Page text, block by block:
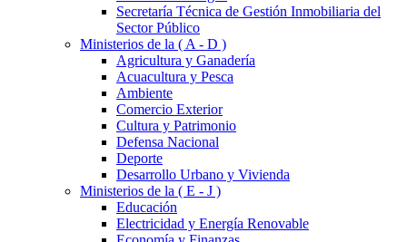
Secretaría Técnica de Gestión Inmobiliaria del
Sector Público
Ministerios de la ( A - D )
Agricultura y Ganadería
Acuacultura y Pesca
Ambiente
Comercio Exterior
Cultura y Patrimonio
Defensa Nacional
Deporte
Desarrollo Urbano y Vivienda
Ministerios de la ( E - J )
Educación
Electricidad y Energía Renovable